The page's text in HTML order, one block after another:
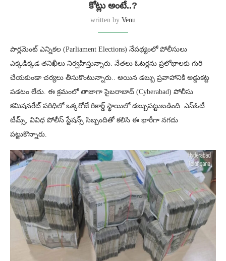
కోట్లు అంటే..?
written by Venu
పార్లమెంట్ ఎన్నికల (Parliament Elections) నేపథ్యంలో పోలీసులు
ఎక్కడిక్కడ తనిఖీలు నిర్వహిస్తున్నారు. నేతలు ఓటర్లను ప్రలోభాలకు గురి
చేయకుండా చర్యలు తీసుకొంటున్నారు.. అయిన డబ్బు ప్రవాహానికి అడ్డుకట్ట
పడటం లేదు. ఈ క్రమంలో తాజాగా సైబరాబాద్ (Cyberabad) పోలీసు
కమిషనరేట్ పరిధిలో ఒక్కరోజే రికార్డ్ స్థాయిలో డబ్బుపట్టుబడింది. ఎస్ఓటీ
టీమ్స్, వివిధ పోలీస్ స్టేషన్స్ సిబ్బందితో కలిసి ఈ భారీగా నగదు
పట్టుకొన్నారు.